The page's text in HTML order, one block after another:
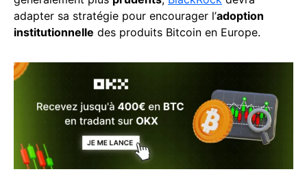
adapter sa stratégie pour encourager l’adoption
institutionnelle des produits Bitcoin en Europe.